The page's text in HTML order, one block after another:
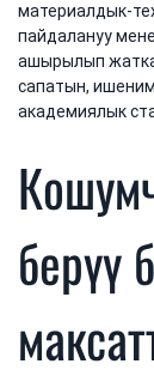
материалдык-
пайдалануу
ашырылып
сапатын,
академиялык
берүү